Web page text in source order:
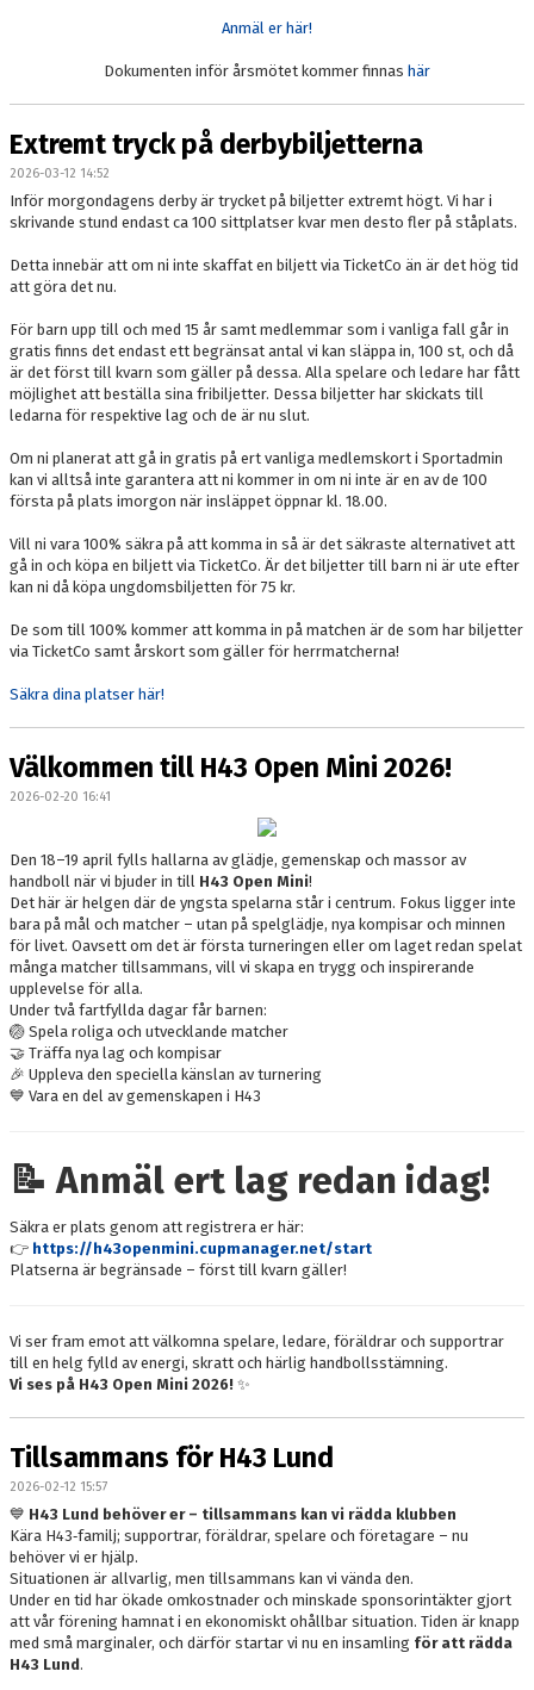
Anmäl er här!
Dokumenten inför årsmötet kommer finnas här
Extremt tryck på derbybiljetterna
2026-03-12 14:52
Inför morgondagens derby är trycket på biljetter extremt högt. Vi har i
skrivande stund endast ca 100 sittplatser kvar men desto fler på ståplats.
Detta innebär att om ni inte skaffat en biljett via TicketCo än är det hög tid
att göra det nu.
För barn upp till och med 15 år samt medlemmar som i vanliga fall går in
gratis finns det endast ett begränsat antal vi kan släppa in, 100 st, och då
är det först till kvarn som gäller på dessa. Alla spelare och ledare har fått
möjlighet att beställa sina fribiljetter. Dessa biljetter har skickats till
ledarna för respektive lag och de är nu slut.
Om ni planerat att gå in gratis på ert vanliga medlemskort i Sportadmin
kan vi alltså inte garantera att ni kommer in om ni inte är en av de 100
första på plats imorgon när insläppet öppnar kl. 18.00.
Vill ni vara 100% säkra på att komma in så är det säkraste alternativet att
gå in och köpa en biljett via TicketCo. Är det biljetter till barn ni är ute efter
kan ni då köpa ungdomsbiljetten för 75 kr.
De som till 100% kommer att komma in på matchen är de som har biljetter
via TicketCo samt årskort som gäller för herrmatcherna!
Säkra dina platser här!
Välkommen till H43 Open Mini 2026!
2026-02-20 16:41
Den 18–19 april fylls hallarna av glädje, gemenskap och massor av
handboll när vi bjuder in till H43 Open Mini!
Det här är helgen där de yngsta spelarna står i centrum. Fokus ligger inte
bara på mål och matcher – utan på spelglädje, nya kompisar och minnen
för livet. Oavsett om det är första turneringen eller om laget redan spelat
många matcher tillsammans, vill vi skapa en trygg och inspirerande
upplevelse för alla.
Under två fartfyllda dagar får barnen:
🏐 Spela roliga och utvecklande matcher
🤝 Träffa nya lag och kompisar
🎉 Uppleva den speciella känslan av turnering
💙 Vara en del av gemenskapen i H43
📝 Anmäl ert lag redan idag!
Säkra er plats genom att registrera er här:
👉 https://h43openmini.cupmanager.net/start
Platserna är begränsade – först till kvarn gäller!
Vi ser fram emot att välkomna spelare, ledare, föräldrar och supportrar
till en helg fylld av energi, skratt och härlig handbollsstämning.
Vi ses på H43 Open Mini 2026! ✨
Tillsammans för H43 Lund
2026-02-12 15:57
💙 H43 Lund behöver er – tillsammans kan vi rädda klubben
Kära H43‑familj; supportrar, föräldrar, spelare och företagare – nu
behöver vi er hjälp.
Situationen är allvarlig, men tillsammans kan vi vända den.
Under en tid har ökade omkostnader och minskade sponsorintäkter gjort
att vår förening hamnat i en ekonomiskt ohållbar situation. Tiden är knapp
med små marginaler, och därför startar vi nu en insamling för att rädda
H43 Lund.